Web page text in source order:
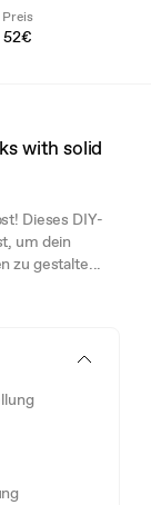
Preis
52€
with solid
Dieses DIY-
um dein
zu gestalte...